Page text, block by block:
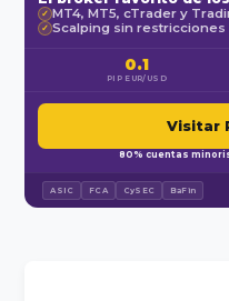
✓ MT4, MT5, cTrader y
✓ Scalping sin restricciones
0.1
PIP EUR/USD
Visitar
80% cuentas
ASIC FCA CySEC BaFin